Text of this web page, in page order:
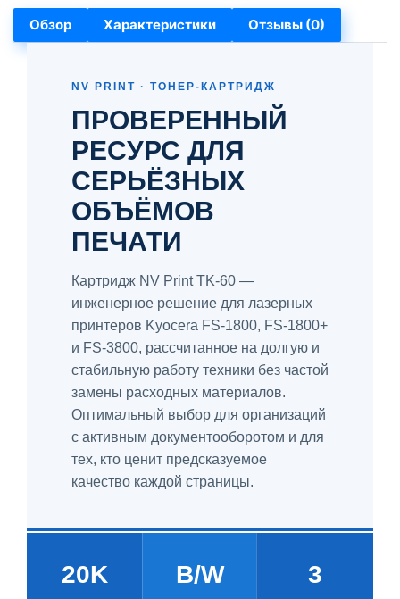
Обзор Характеристики Отзывы (0)
NV PRINT · ТОНЕР-КАРТРИДЖ
ПРОВЕРЕННЫЙ
РЕСУРС ДЛЯ
СЕРЬЁЗНЫХ
ОБЪЁМОВ
ПЕЧАТИ
Картридж NV Print TK-60 —
инженерное решение для лазерных
принтеров Kyocera FS-1800, FS-1800+
и FS-3800, рассчитанное на долгую и
стабильную работу техники без частой
замены расходных материалов.
Оптимальный выбор для организаций
с активным документооборотом и для
тех, кто ценит предсказуемое
качество каждой страницы.
20K B/W 3